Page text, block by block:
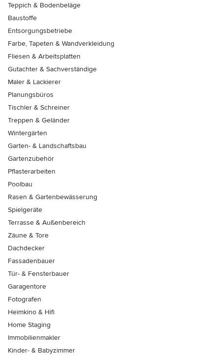
Teppich & Bodenbeläge
Baustoffe
Entsorgungsbetriebe
Farbe, Tapeten & Wandverkleidung
Fliesen & Arbeitsplatten
Gutachter & Sachverständige
Maler & Lackierer
Planungsbüros
Tischler & Schreiner
Treppen & Geländer
Wintergärten
Garten- & Landschaftsbau
Gartenzubehör
Pflasterarbeiten
Poolbau
Rasen & Gartenbewässerung
Spielgeräte
Terrasse & Außenbereich
Zäune & Tore
Dachdecker
Fassadenbauer
Tür- & Fensterbauer
Garagentore
Fotografen
Heimkino & Hifi
Home Staging
Immobilienmakler
Kinder- & Babyzimmer